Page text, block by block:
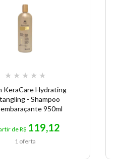
★ ★ ★ ★ ★
KeraCare Hydrating
- Shampoo
950ml
de R$ 119,12
1 oferta